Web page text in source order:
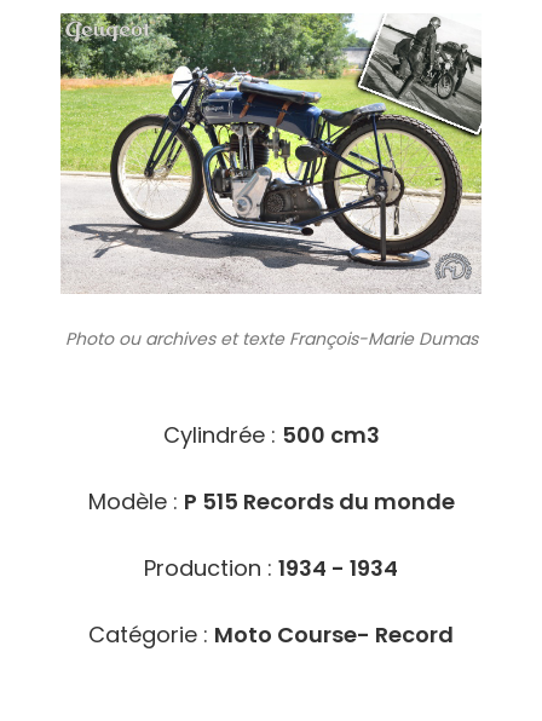
Photo ou archiveset texte François-Marie Dumas
Cylindrée : 500 cm3
Modèle : P 515 Records du monde
Production : 1934 - 1934
Catégorie : Moto Course- Record